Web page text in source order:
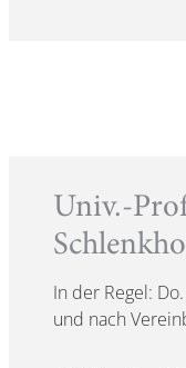
Univ.-
In der Regel:
und nach